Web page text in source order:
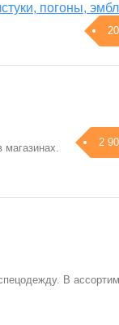
погоны,
2
В